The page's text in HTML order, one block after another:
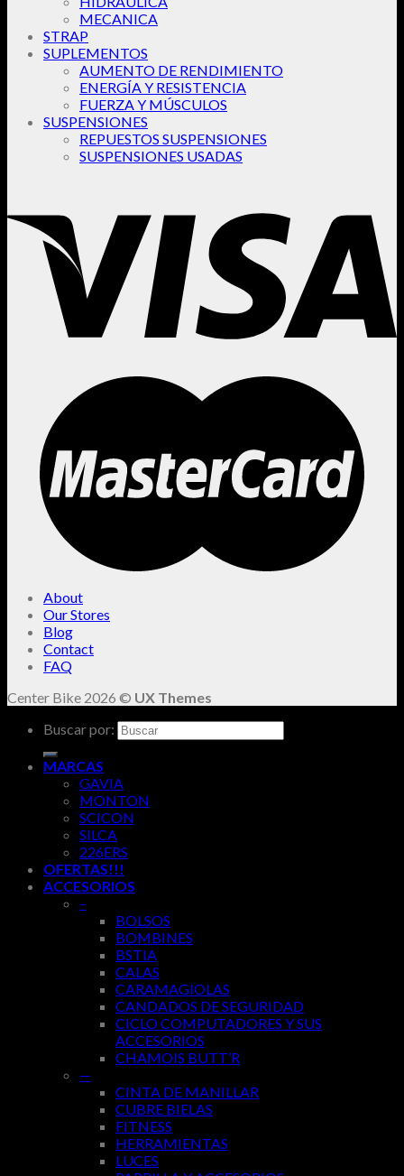
MECANICA
STRAP
SUPLEMENTOS
AUMENTO DE RENDIMIENTO
ENERGÍA Y RESISTENCIA
FUERZA Y MÚSCULOS
SUSPENSIONES
REPUESTOS SUSPENSIONES
SUSPENSIONES USADAS
About
Our Stores
Blog
Contact
FAQ
Center Bike 2026 © UX Themes
Buscar por:
MARCAS
GAVIA
MONTON
SCICON
SILCA
226ERS
OFERTAS!!!
ACCESORIOS
–
BOLSOS
BOMBINES
BSTIA
CALAS
CARAMAGIOLAS
CANDADOS DE SEGURIDAD
CICLO COMPUTADORES Y SUS
ACCESORIOS
CHAMOIS BUTT’R
—
CINTA DE MANILLAR
CUBRE BIELAS
FITNESS
HERRAMIENTAS
LUCES